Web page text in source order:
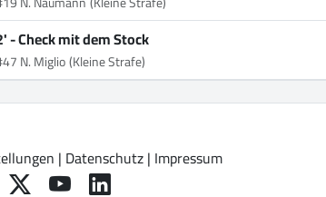
-Check mit dem Stock
N. Miglio(Kleine Strafe)
| Datenschutz| Impressum